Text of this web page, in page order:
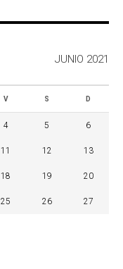
JUNIO 2021
V S D
4 5 6
11 12 13
18 19 20
25 26 27